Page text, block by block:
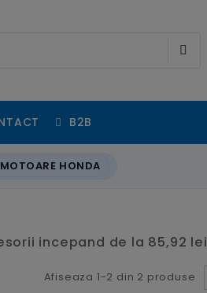
B2B
HONDA
incepand de la 85,92 lei
Afiseaza 1-2 din 2 produse